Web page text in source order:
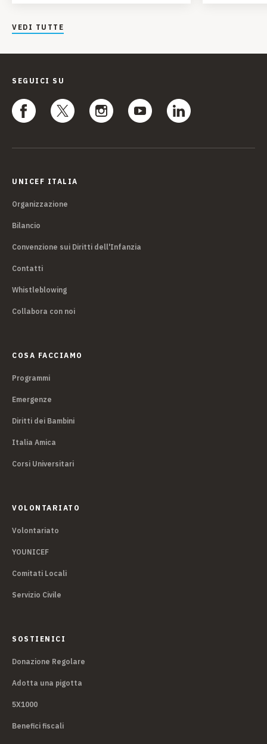
VEDI TUTTE
SEGUICI SU
UNICEF ITALIA
Organizzazione
Bilancio
Convenzione sui Diritti dell'Infanzia
Contatti
Whistleblowing
Collabora con noi
COSA FACCIAMO
Programmi
Emergenze
Diritti dei Bambini
Italia Amica
Corsi Universitari
VOLONTARIATO
Volontariato
YOUNICEF
Comitati Locali
Servizio Civile
SOSTIENICI
Donazione Regolare
Adotta una pigotta
5X1000
Benefici fiscali